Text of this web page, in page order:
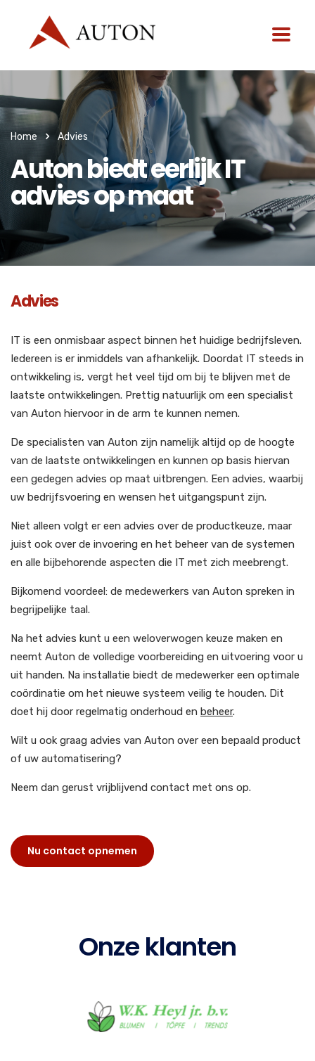
Home Advies
Auton biedt eerlijk IT
advies op maat
Advies
IT is een onmisbaar aspect binnen het huidige bedrijfsleven.
Iedereen is er inmiddels van afhankelijk. Doordat IT steeds in
ontwikkeling is, vergt het veel tijd om bij te blijven met de
laatste ontwikkelingen. Prettig natuurlijk om een specialist
van Auton hiervoor in de arm te kunnen nemen.
De specialisten van Auton zijn namelijk altijd op de hoogte
van de laatste ontwikkelingen en kunnen op basis hiervan
een gedegen advies op maat uitbrengen. Een advies, waarbij
uw bedrijfsvoering en wensen het uitgangspunt zijn.
Niet alleen volgt er een advies over de productkeuze, maar
juist ook over de invoering en het beheer van de systemen
en alle bijbehorende aspecten die IT met zich meebrengt.
Bijkomend voordeel: de medewerkers van Auton spreken in
begrijpelijke taal.
Na het advies kunt u een weloverwogen keuze maken en
neemt Auton de volledige voorbereiding en uitvoering voor u
uit handen. Na installatie biedt de medewerker een optimale
coördinatie om het nieuwe systeem veilig te houden. Dit
doet hij door regelmatig onderhoud en beheer.
Wilt u ook graag advies van Auton over een bepaald product
of uw automatisering?
Neem dan gerust vrijblijvend contact met ons op.
Nu contact opnemen
Onze klanten